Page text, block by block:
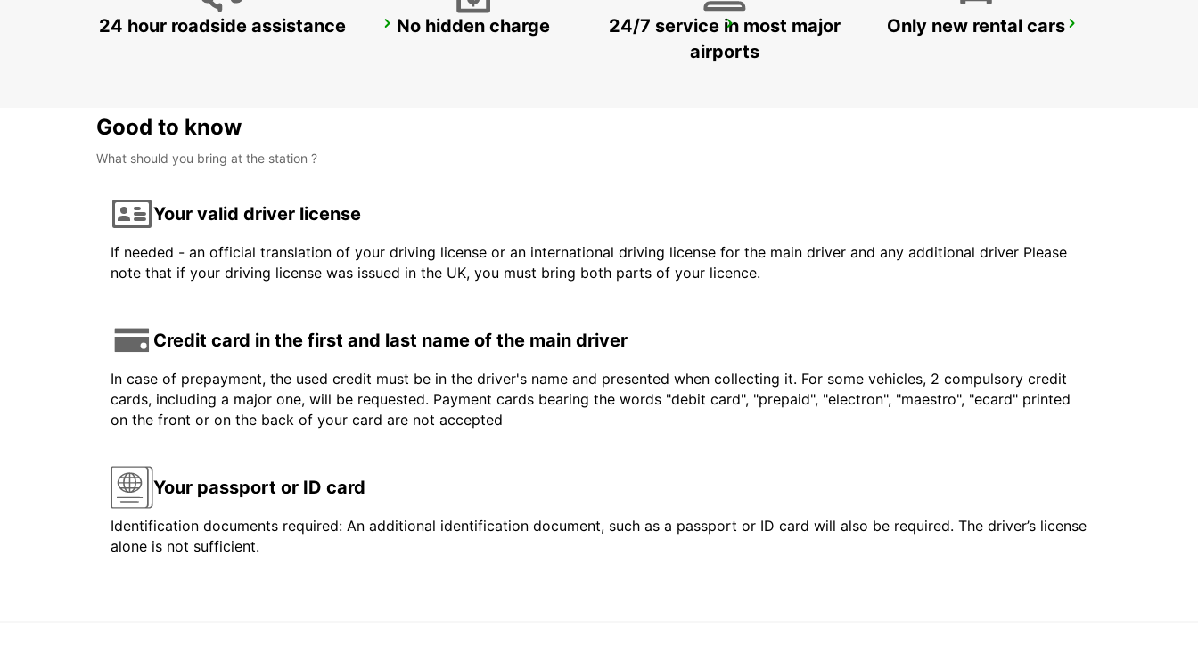
FIGARI AIRPORT BONIFACIO CALVI AIRPORT
24 hour roadside assistance No hidden charge
24/7 service in most major
airports
Only new rental cars
Good to know
What should you bring at the station ?
Your valid driver license
If needed - an official translation of your driving license or an international driving license for the main driver and any additional driver Please
note that if your driving license was issued in the UK, you must bring both parts of your licence.
Credit card in the first and last name of the main driver
In case of prepayment, the used credit must be in the driver's name and presented when collecting it. For some vehicles, 2 compulsory credit
cards, including a major one, will be requested. Payment cards bearing the words "debit card", "prepaid", "electron", "maestro", "ecard" printed
on the front or on the back of your card are not accepted
Your passport or ID card
Identification documents required: An additional identification document, such as a passport or ID card will also be required. The driver’s license
alone is not sufficient.